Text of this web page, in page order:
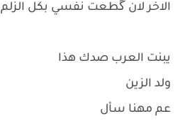
الاخر لان گطعت نفسي بكل الزلم
يبنت العرب صدك هذا
ولد الزين
عم مهنا سأل